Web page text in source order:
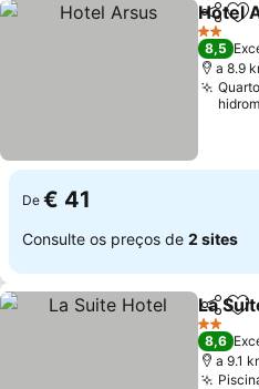
Hotel
2 Estrelas
8,5
a 8.9
De € 41
Consulte os preços de 2 sites
La
2 Estrelas
8,6
a 9.1